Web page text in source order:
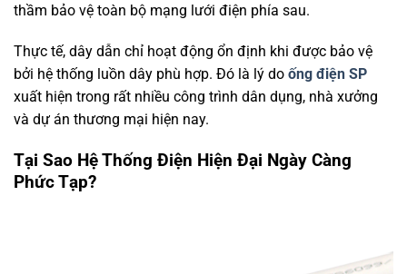
thầm bảo vệ toàn bộ mạng lưới điện phía sau.
Thực tế, dây dẫn chỉ hoạt động ổn định khi được bảo vệ
bởi hệ thống luồn dây phù hợp. Đó là lý do ống điện SP
xuất hiện trong rất nhiều công trình dân dụng, nhà xưởng
và dự án thương mại hiện nay.
Tại Sao Hệ Thống Điện Hiện Đại Ngày Càng
Phức Tạp?